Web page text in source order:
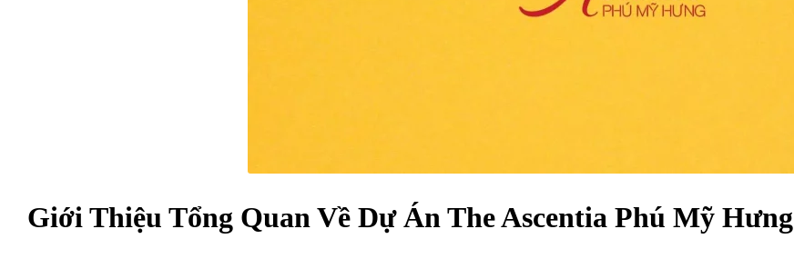
Giới Thiệu Tổng Quan Về Dự Án The Ascentia Phú Mỹ Hưng